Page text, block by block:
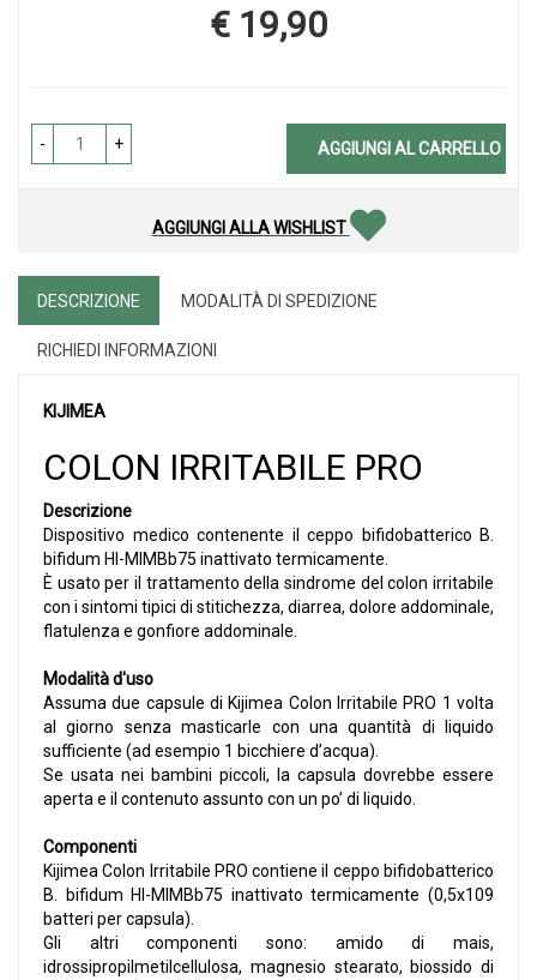
Prezzo
€ 19,90
- + AGGIUNGI AL CARRELLO
AGGIUNGI ALLA WISHLIST
DESCRIZIONE MODALITÀ DI SPEDIZIONE
RICHIEDI INFORMAZIONI
KIJIMEA
COLON IRRITABILE PRO
Descrizione
Dispositivo medico contenente il ceppo bifidobatterico B.
bifidum HI-MIMBb75 inattivato termicamente.
È usato per il trattamento della sindrome del colon irritabile
con i sintomi tipici di stitichezza, diarrea, dolore addominale,
flatulenza e gonfiore addominale.
Modalità d'uso
Assuma due capsule di Kijimea Colon Irritabile PRO 1 volta
al giorno senza masticarle con una quantità di liquido
sufficiente (ad esempio 1 bicchiere d’acqua).
Se usata nei bambini piccoli, la capsula dovrebbe essere
aperta e il contenuto assunto con un po’ di liquido.
Componenti
Kijimea Colon Irritabile PRO contiene il ceppo bifidobatterico
B. bifidum HI-MIMBb75 inattivato termicamente (0,5x109
batteri per capsula).
Gli altri componenti sono: amido di mais,
idrossipropilmetilcellulosa, magnesio stearato, biossido di